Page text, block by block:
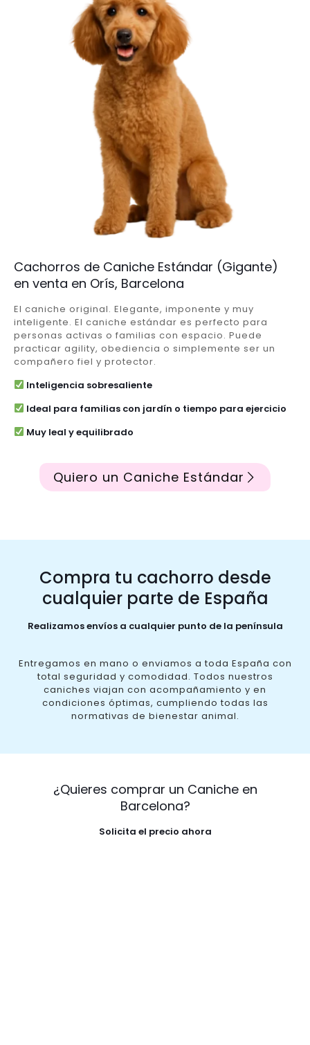
Cachorros de Caniche Estándar (Gigante)
en venta en Orís, Barcelona
El caniche original. Elegante, imponente y muy
inteligente. El caniche estándar es perfecto para
personas activas o familias con espacio. Puede
practicar agility, obediencia o simplemente ser un
compañero fiel y protector.
Inteligencia sobresaliente
Ideal para familias con jardín o tiempo para ejercicio
Muy leal y equilibrado
Quiero un Caniche Estándar
Compra tu cachorro desde
cualquier parte de España
Realizamos envíos a cualquier punto de la península
Entregamos en mano o enviamos a toda España con
total seguridad y comodidad. Todos nuestros
caniches viajan con acompañamiento y en
condiciones óptimas, cumpliendo todas las
normativas de bienestar animal.
¿Quieres comprar un Caniche en
Barcelona?
Solicita el precio ahora